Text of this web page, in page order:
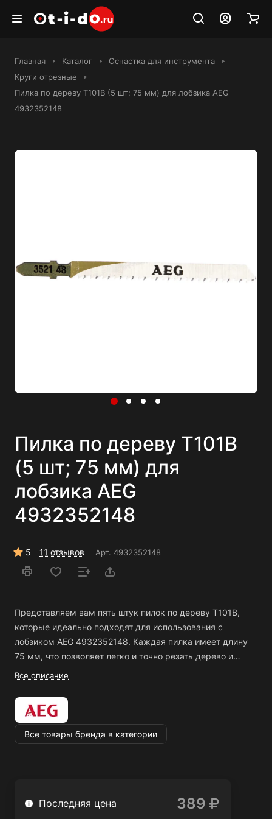
Главная Каталог
Оснастка для инструмента
Круги отрезные
Пилка по дереву Т101В (5 шт; 75 мм) для лобзика AEG
4932352148
Пилка по дереву Т101В
(5 шт; 75 мм) для
лобзика AEG
4932352148
5 11 отзывов Арт. 4932352148
Представляем вам пять штук пилок по дереву Т101В,
которые идеально подходят для использования с
лобзиком AEG 4932352148. Каждая пилка имеет длину
75 мм, что позволяет легко и точно резать дерево и
другие материалы. Благодаря технологии изготовления,
службы. Пилки по дереву Т101В имеют зубья средней
жесткости, что позволяет резать как тонкие, так и
толстые материалы. Они также обладают высокой
точностью реза и не оставляют за собой острых краев.
позволяет быстро и легко заменять их на лобзике.
Все описание
Все товары бренда в категории
Последняя цена 389